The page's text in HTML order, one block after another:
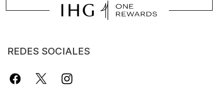
REDES SOCIALES